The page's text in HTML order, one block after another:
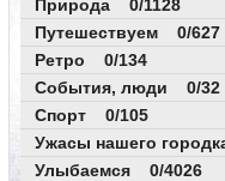
Природа 0/1128
Путешествуем 0/627
Ретро 0/134
События, люди 0/32
Спорт 0/105
Ужасы нашего
Улыбаемся 0/4026